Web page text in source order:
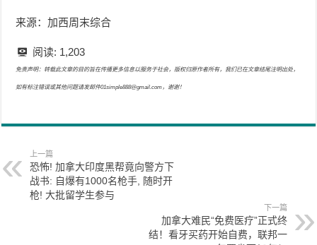
来源：加西周末综合
阅读: 1,203
免责声明：转载此文章的目的旨在传播更多信息以服务于社会，版权归原作者所有，我们已在文章结尾注明出处，
如有标注错误或其他问题请发邮件01simple888@gmail.com，谢谢！
上一篇
恐怖! 加拿大印度黑帮竟向警方下
战书: 自爆有1000名枪手, 随时开
枪! 大批留学生参与
下一篇
加拿大难民“免费医疗”正式终
结！看牙买药开始自费，联邦一